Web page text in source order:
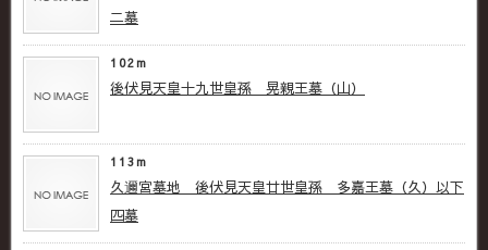
二墓
102m
後伏見天皇十九世皇孫 晃親王墓（山）
113m
久邇宮墓地 後伏見天皇廿世皇孫 多嘉王墓（久）以下
四墓